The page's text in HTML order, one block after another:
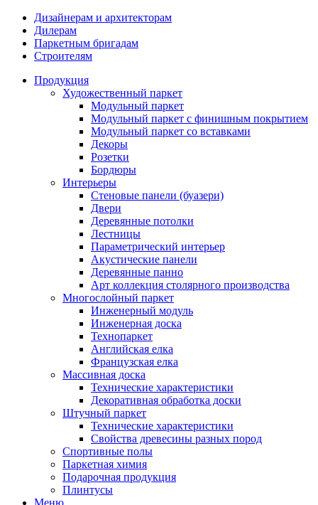
Дизайнерам и архитекторам
Дилерам
Паркетным бригадам
Строителям
Продукция
Художественный паркет
Модульный паркет
Модульный паркет с финишным покрытием
Модульный паркет со вставками
Декоры
Розетки
Бордюры
Интерьеры
Стеновые панели (буазери)
Двери
Деревянные потолки
Лестницы
Параметрический интерьер
Акустические панели
Деревянные панно
Арт коллекция столярного производства
Многослойный паркет
Инженерный модуль
Инженерная доска
Технопаркет
Английская елка
Французская елка
Массивная доска
Технические характеристики
Декоративная обработка доски
Штучный паркет
Технические характеристики
Свойства древесины разных пород
Спортивные полы
Паркетная химия
Подарочная продукция
Плинтусы
Меню